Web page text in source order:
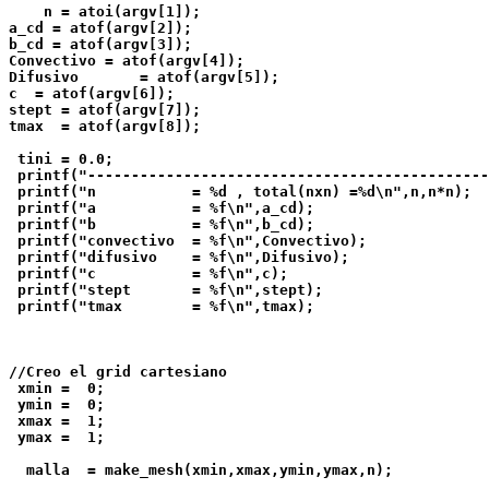
    n = atoi(argv[1]);
a_cd = atof(argv[2]);
b_cd = atof(argv[3]);
Convectivo = atof(argv[4]);
Difusivo       = atof(argv[5]);
c  = atof(argv[6]);
stept = atof(argv[7]);
tmax  = atof(argv[8]);
tini = 0.0;
printf("n           = %d , total(nxn) =%d\n",n,n*n);
printf("a           = %f\n",a_cd);
printf("b           = %f\n",b_cd);
printf("convectivo  = %f\n",Convectivo);
printf("difusivo    = %f\n",Difusivo);
printf("c           = %f\n",c);
printf("stept       = %f\n",stept);
printf("tmax        = %f\n",tmax);
//Creo el grid cartesiano
xmin =  0;
ymin =  0;
xmax =  1;
ymax =  1;
  malla  = make_mesh(xmin,xmax,ymin,ymax,n);